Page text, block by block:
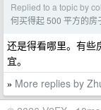
Replied to a topic by
何买得起 500 平方的房
还是得看哪里。有些
宜。
» More replies by